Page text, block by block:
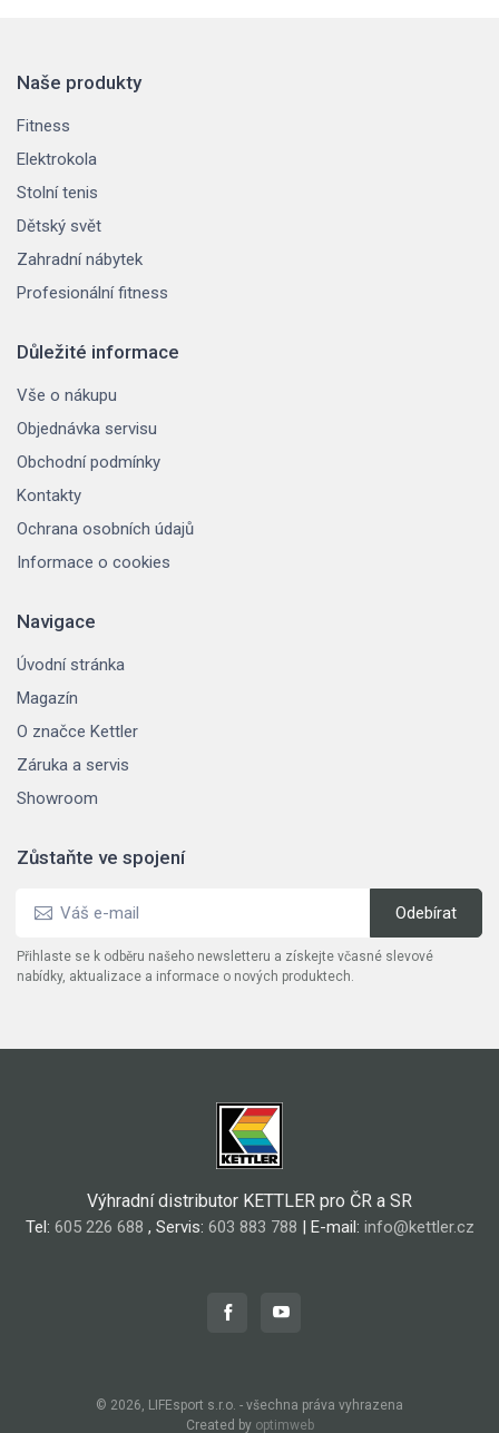
Naše produkty
Fitness
Elektrokola
Stolní tenis
Dětský svět
Zahradní nábytek
Profesionální fitness
Důležité informace
Vše o nákupu
Objednávka servisu
Obchodní podmínky
Kontakty
Ochrana osobních údajů
Informace o cookies
Navigace
Úvodní stránka
Magazín
O značce Kettler
Záruka a servis
Showroom
Zůstaňte ve spojení
Přihlaste se k odběru našeho newsletteru a získejte včasné slevové
nabídky, aktualizace a informace o nových produktech.
Výhradní distributor KETTLER pro ČR a SR
Tel: 605 226 688 , Servis: 603 883 788 | E-mail: info@kettler.cz
© 2026, LIFEsport s.r.o. - všechna práva vyhrazena
Created by optimweb